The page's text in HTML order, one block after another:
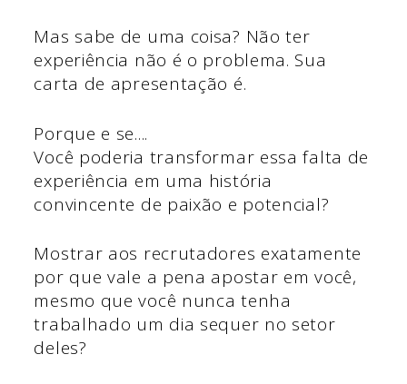
Mas sabe de uma coisa? Não ter
experiência não é o problema. Sua
carta de apresentação é.
Porque e se....
Você poderia transformar essa falta de
experiência em uma história
convincente de paixão e potencial?
Mostrar aos recrutadores exatamente
por que vale a pena apostar em você,
mesmo que você nunca tenha
trabalhado um dia sequer no setor
deles?